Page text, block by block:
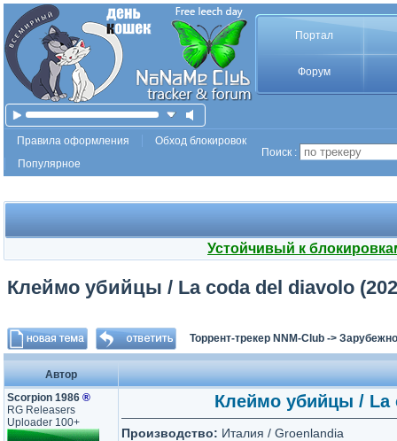
Портал
Форум
Правила оформления
Обход блокировок
Популярное
Поиск :
Устойчивый к
Клеймо убийцы / La coda del diavolo
Торрент-трекер NNM-Club ->
Автор
Scorpion 1986 ®
RG Releasers
Uploader 100+
Клеймо убийцы / La
Производство: Италия / Groenlandia